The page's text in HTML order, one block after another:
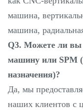
машина,
машина,
Q3. Можете ли вы
машину или SPM
назначения)?
Да, мы
наших клиентов с